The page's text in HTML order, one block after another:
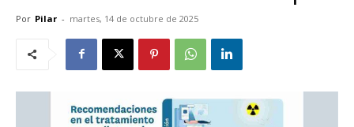
Por Pilar - martes, 14 de octubre de 2025